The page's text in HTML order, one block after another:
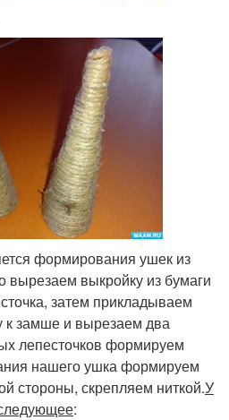
формирования ушек из
вырезаем выкройку из бумаги
затем прикладываем
к замше и вырезаем два
лепесточков формируем
нашего ушка формируем
стороны, скрепляем ниткой.У
: